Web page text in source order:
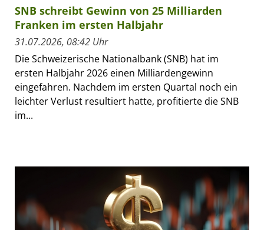
SNB schreibt Gewinn von 25 Milliarden
Franken im ersten Halbjahr
31.07.2026, 08:42 Uhr
Die Schweizerische Nationalbank (SNB) hat im
ersten Halbjahr 2026 einen Milliardengewinn
eingefahren. Nachdem im ersten Quartal noch ein
leichter Verlust resultiert hatte, profitierte die SNB
im...